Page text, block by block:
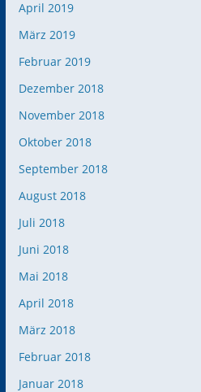
April 2019
März 2019
Februar 2019
Dezember 2018
November 2018
Oktober 2018
September 2018
August 2018
Juli 2018
Juni 2018
Mai 2018
April 2018
März 2018
Februar 2018
Januar 2018